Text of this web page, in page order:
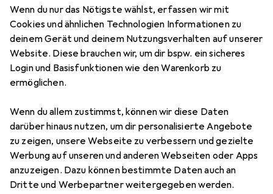
Wenn du nur das Nötigste wählst, erfassen wir mit
Cookies und ähnlichen Technologien Informationen zu
deinem Gerät und deinem Nutzungsverhalten auf unserer
Website. Diese brauchen wir, um dir bspw. ein sicheres
Login und Basisfunktionen wie den Warenkorb zu
ermöglichen.
Wenn du allem zustimmst, können wir diese Daten
darüber hinaus nutzen, um dir personalisierte Angebote
zu zeigen, unsere Webseite zu verbessern und gezielte
Werbung auf unseren und anderen Webseiten oder Apps
anzuzeigen. Dazu können bestimmte Daten auch an
Dritte und Werbepartner weitergegeben werden.
MuuwmiPicnic Water Bottle, 0.4L
0.40 l
Zubehör für Muuwmi Picnic